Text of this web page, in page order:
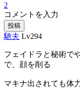
2
コメントを入力
投稿
馳夫 Lv294
フェイドラと秘術で
で、顔を削る
マキナ出されても体